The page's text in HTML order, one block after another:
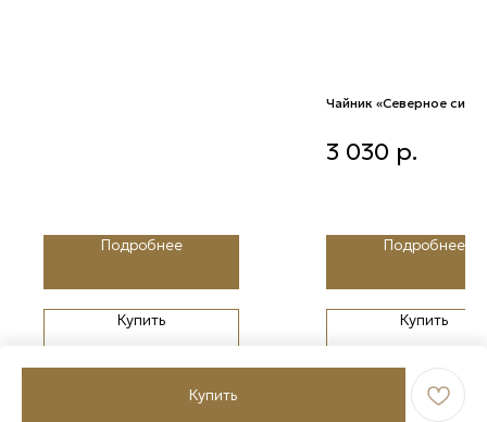
Купить
Подробнее
Купить
Чайник «Северное
3 030 р.
Подробнее
Купить